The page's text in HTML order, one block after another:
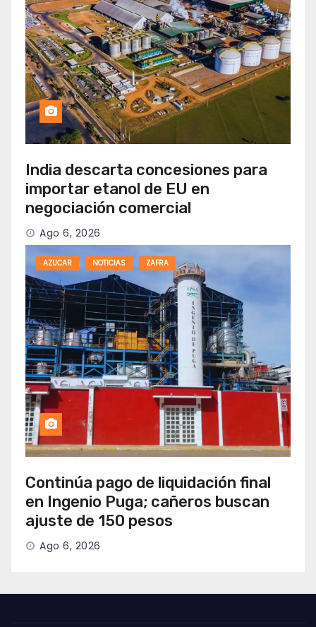
India descarta concesiones para
importar etanol de EU en
negociación comercial
Ago 6, 2026
AZUCAR NOTICIAS ZAFRA
Continúa pago de liquidación final
en Ingenio Puga; cañeros buscan
ajuste de 150 pesos
Ago 6, 2026